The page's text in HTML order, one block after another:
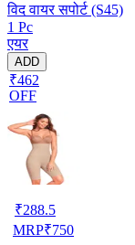
विद वायर सपोर्ट (S45)
1 Pc
एयर
ADD
₹462
OFF
₹288.5
MRP₹750